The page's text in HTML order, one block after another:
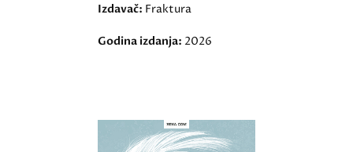
Izdavač: Fraktura
Godina izdanja: 2026